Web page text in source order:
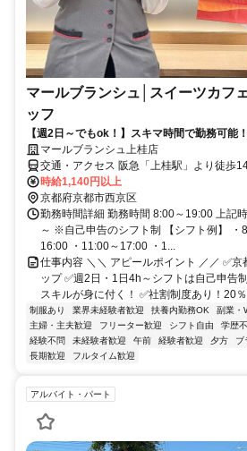
マールブランシュ│スイーツカフ
ッフ
【週2日～でもok！】スキマ時間で勤務可能
マールブランシュ上桂店
交通・アクセス 阪急「上桂駅」より徒歩
時給1,140円以上
京都府京都市西京区
勤務時間詳細 勤務時間 8:00～19:00 上記
～ ※自己申告のシフト制 【シフト例】 ・
16:00 ・11:00～17:00 ・1...
仕事内容 ＼＼ アピールポイント ／／ ✅
ップ ✅週2日・1日4h～シフトは自己申告
スキルが身に付く！ ✅社割制度あり！20
制服あり 業界未経験者歓迎 扶養内勤務OK 副業・
主婦・主夫歓迎
フリーター歓迎 シフト自由 学歴
経験不問
未経験者歓迎 午前 経験者歓迎 夕方 ブ
長期歓迎
フルタイム歓迎
アルバイト・パート